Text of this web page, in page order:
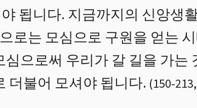
됩니다. 지금까지의 신앙생
로는 모심으로 구원을 얻는
으로써 우리가 갈 길을 가는
더불어 모셔야 됩니다. (150-213,